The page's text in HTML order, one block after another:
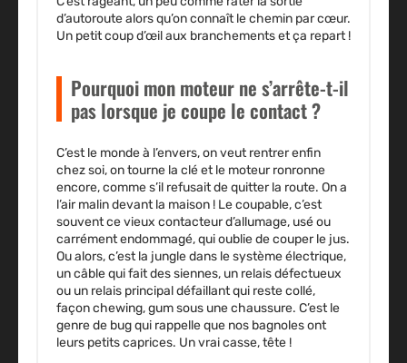
d’autoroute alors qu’on connaît le chemin par cœur.
Un petit coup d’œil aux branchements et ça repart !
Pourquoi mon moteur ne s’arrête-t-il
pas lorsque je coupe le contact ?
C’est le monde à l’envers, on veut rentrer enfin
chez soi, on tourne la clé et le moteur ronronne
encore, comme s’il refusait de quitter la route. On a
l’air malin devant la maison ! Le coupable, c’est
souvent ce vieux contacteur d’allumage, usé ou
carrément endommagé, qui oublie de couper le jus.
Ou alors, c’est la jungle dans le système électrique,
un câble qui fait des siennes, un relais défectueux
ou un relais principal défaillant qui reste collé,
façon chewing, gum sous une chaussure. C’est le
genre de bug qui rappelle que nos bagnoles ont
leurs petits caprices. Un vrai casse, tête !